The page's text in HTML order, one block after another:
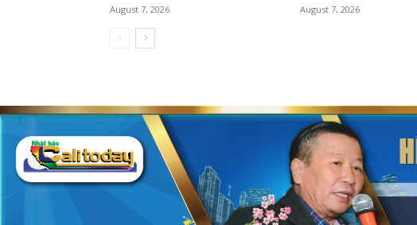
August 7, 2026 August 7, 2026